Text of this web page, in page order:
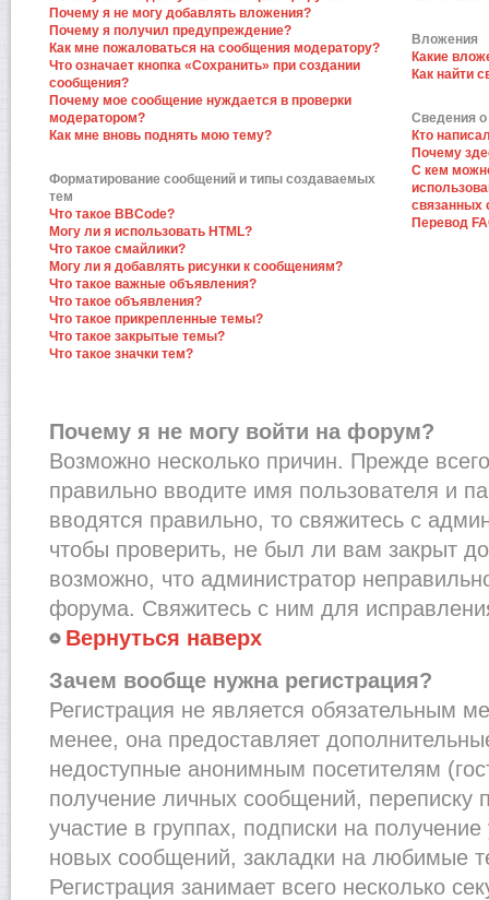
Почему я не могу добавлять вложения?
Почему я получил предупреждение?
Как мне пожаловаться на сообщения модератору?
Что означает кнопка «Сохранить» при создании
сообщения?
Почему мое сообщение нуждается в проверки
модератором?
Как мне вновь поднять мою тему?
Форматирование сообщений и типы создаваемых
тем
Что такое BBCode?
Могу ли я использовать HTML?
Что такое смайлики?
Могу ли я добавлять рисунки к сообщениям?
Что такое важные объявления?
Что такое объявления?
Что такое прикрепленные темы?
Что такое закрытые темы?
Что такое значки тем?
Вложения
Какие
Как найти
Сведения о
Кто
Почему
С кем
связанных
Перевод
Почему я не могу войти на форум?
Возможно несколько причин. Прежде
правильно вводите имя пользователя и
вводятся правильно, то свяжитесь с
чтобы проверить, не был ли вам закрыт
возможно, что администратор
форума. Свяжитесь с ним для
Вернуться наверх
Зачем вообще нужна регистрация?
Регистрация не является обязательным
менее, она предоставляет
недоступные анонимным посетителям
получение личных сообщений, переписку
участие в группах, подписки на
новых сообщений, закладки на любимые
Регистрация занимает всего несколько